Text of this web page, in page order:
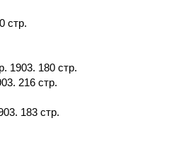
стр.
1903. 180 стр.
216 стр.
183 стр.